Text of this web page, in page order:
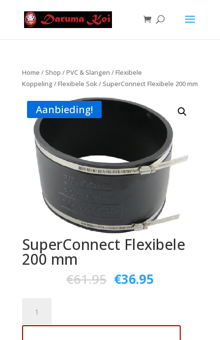
Home /Shop /PVC & Slangen /Flexibele
Koppeling /Flexibele Sok/ SuperConnect Flexibele 200 mm
Aanbieding!
SuperConnect Flexibele
200 mm
€61.95 €36.95
Flexibele
200